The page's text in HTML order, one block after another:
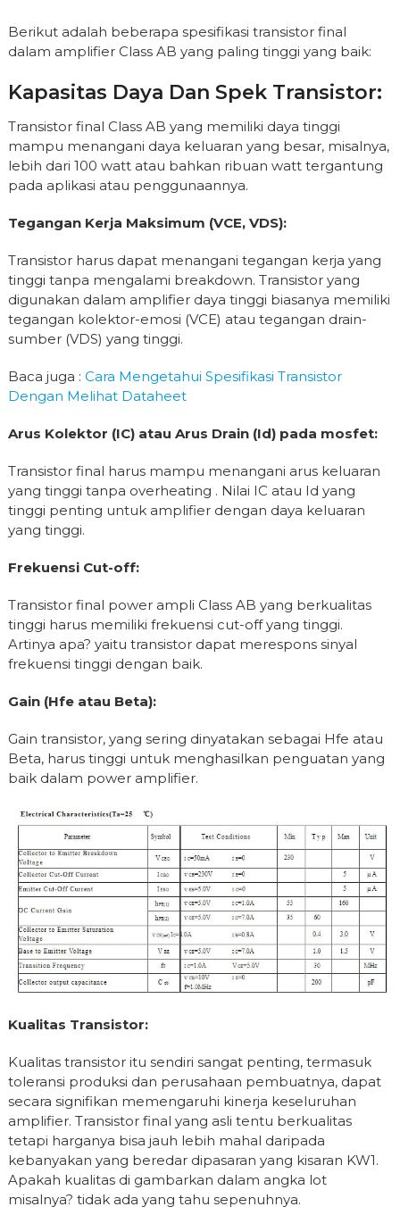
Berikut adalah beberapa spesifikasi transistor final
dalam amplifier Class AB yang paling tinggi yang baik:
Kapasitas Daya Dan Spek Transistor:
Transistor final Class AB yang memiliki daya tinggi
mampu menangani daya keluaran yang besar, misalnya,
lebih dari 100 watt atau bahkan ribuan watt tergantung
pada aplikasi atau penggunaannya.
Tegangan Kerja Maksimum (VCE, VDS):
Transistor harus dapat menangani tegangan kerja yang
tinggi tanpa mengalami breakdown. Transistor yang
digunakan dalam amplifier daya tinggi biasanya memiliki
tegangan kolektor-emosi (VCE) atau tegangan drain-
sumber (VDS) yang tinggi.
Baca juga : Cara Mengetahui Spesifikasi Transistor
Dengan Melihat Dataheet
Arus Kolektor (IC) atau Arus Drain (Id) pada mosfet:
Transistor final harus mampu menangani arus keluaran
yang tinggi tanpa overheating . Nilai IC atau Id yang
tinggi penting untuk amplifier dengan daya keluaran
yang tinggi.
Frekuensi Cut-off:
Transistor final power ampli Class AB yang berkualitas
tinggi harus memiliki frekuensi cut-off yang tinggi.
Artinya apa? yaitu transistor dapat merespons sinyal
frekuensi tinggi dengan baik.
Gain (Hfe atau Beta):
Gain transistor, yang sering dinyatakan sebagai Hfe atau
Beta, harus tinggi untuk menghasilkan penguatan yang
baik dalam power amplifier.
Kualitas Transistor:
Kualitas transistor itu sendiri sangat penting, termasuk
toleransi produksi dan perusahaan pembuatnya, dapat
secara signifikan memengaruhi kinerja keseluruhan
amplifier. Transistor final yang asli tentu berkualitas
tetapi harganya bisa jauh lebih mahal daripada
kebanyakan yang beredar dipasaran yang kisaran KW1.
Apakah kualitas di gambarkan dalam angka lot
misalnya? tidak ada yang tahu sepenuhnya.